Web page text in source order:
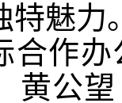
特魅力
合作
黄公